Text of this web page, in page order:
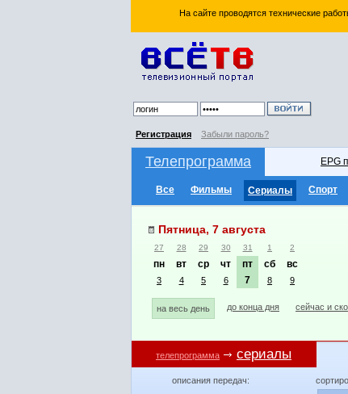
На сайте проводятся технические
Регистрация Забыли пароль?
Телепрограмма EPG
Все Фильмы Сериалы Спорт
Пятница, 7 августа
27 28 29 30 31 1 2
пн вт ср чт пт сб вс
3 4 5 6 7 8 9
на весь день до конца дня сейчас и
телепрограмма сериалы
описания передач: